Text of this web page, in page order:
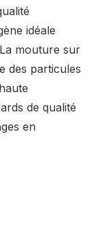
idéale
mouture sur
des particules
de qualité
en